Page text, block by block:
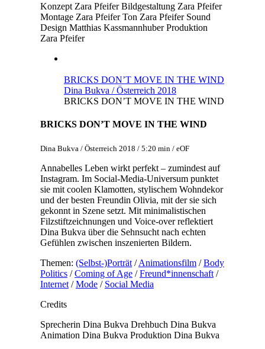
Konzept Zara Pfeifer Bildgestaltung Zara Pfeifer
Montage Zara Pfeifer Ton Zara Pfeifer Sound
Design Matthias Kassmannhuber Produktion
Zara Pfeifer
BRICKS DON’T MOVE IN THE WIND
Dina Bukva / Österreich 2018
BRICKS DON’T MOVE IN THE WIND
BRICKS DON’T MOVE IN THE WIND
Dina Bukva / Österreich 2018 / 5:20 min / eOF
Annabelles Leben wirkt perfekt – zumindest auf
Instagram. Im Social-Media-Universum punktet
sie mit coolen Klamotten, stylischem Wohndekor
und der besten Freundin Olivia, mit der sie sich
gekonnt in Szene setzt. Mit minimalistischen
Filzstiftzeichnungen und Voice-over reflektiert
Dina Bukva über die Sehnsucht nach echten
Gefühlen zwischen inszenierten Bildern.
Themen: (Selbst-)Porträt/Animationsfilm/Body
Politics/Coming of Age/Freund*innenschaft/
Internet/Mode/ Social Media
Credits
Sprecherin Dina Bukva Drehbuch Dina Bukva
Animation Dina Bukva Produktion Dina Bukva